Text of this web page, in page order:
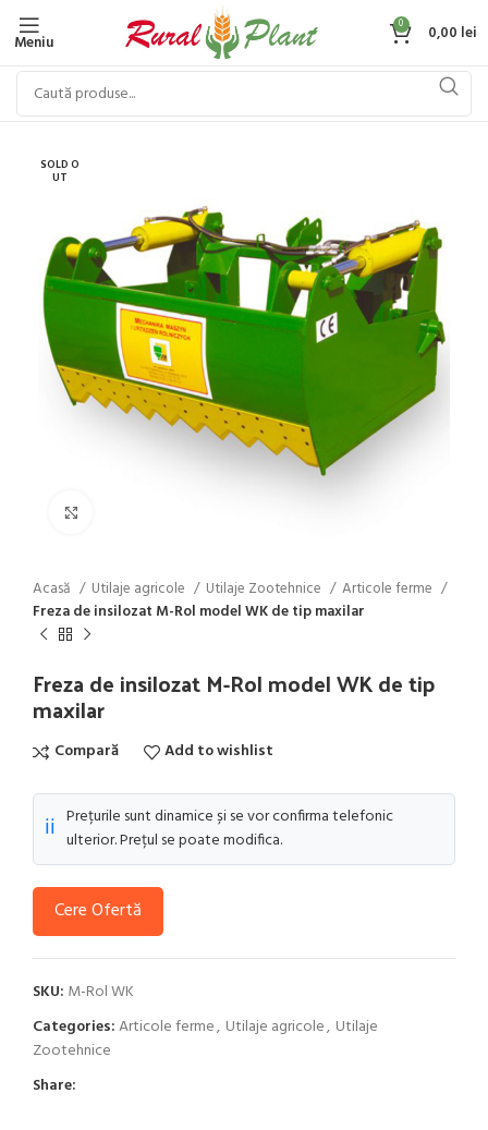
Meniu
0 0,00 lei
SOLD O
UT
Acasă Utilaje agricole Utilaje Zootehnice
Articole ferme
Freza de insilozat M-Rol model WK de tip maxilar
Freza de insilozat M-Rol model WK de tip
maxilar
Compară Add to wishlist
ℹ️ Prețurile sunt dinamice și se vor confirma telefonic
ulterior. Prețul se poate modifica.
Cere Ofertă
SKU: M-Rol WK
Categories:Articole ferme, Utilaje agricole, Utilaje
Zootehnice
Share: